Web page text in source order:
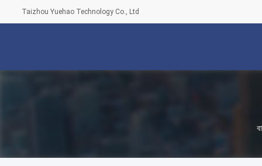
Taizhou Yuehao Technology Co., Ltd